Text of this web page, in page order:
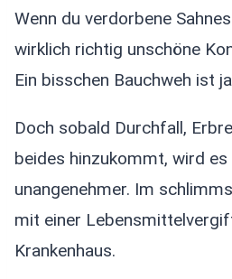
Wenn du verdorbene
wirklich richtig unschöne
Ein bisschen Bauchweh ist
Doch sobald Durchfall,
beides hinzukommt, wird
unangenehmer. Im
mit einer
Krankenhaus.